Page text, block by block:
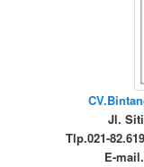
Jl.
Tlp.021-
E-mail.